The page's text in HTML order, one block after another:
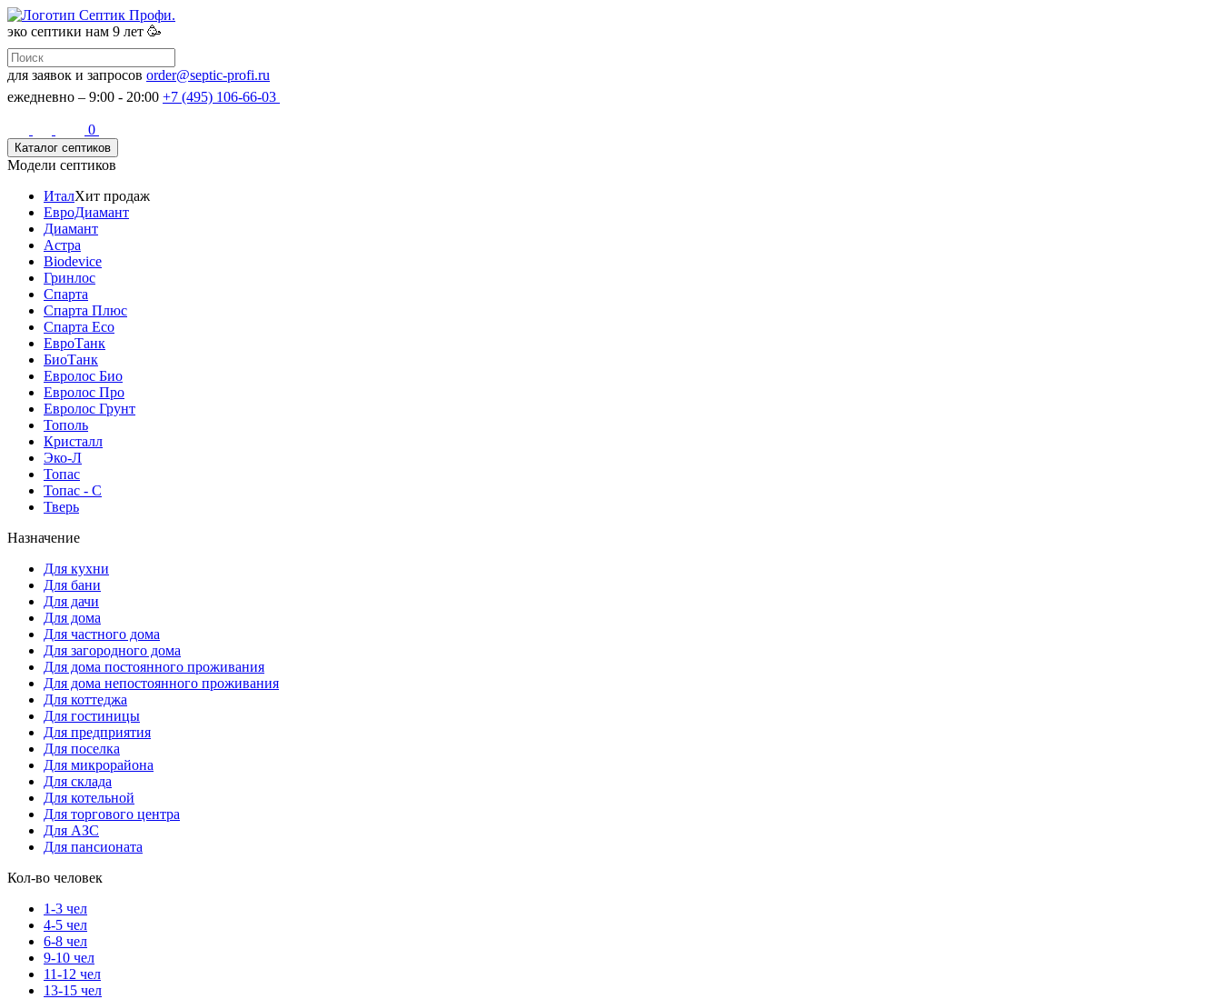
эко септики нам 9 лет 🥳
для заявок и запросов order@septic-profi.ru
ежедневно – 9:00 - 20:00 +7 (495) 106-66-03
0
Каталог септиков
Модели септиков
ИталХит продаж
ЕвроДиамант
Диамант
Астра
Biodevice
Гринлос
Спарта
Спарта Плюс
Спарта Eco
ЕвроТанк
БиоТанк
Евролос Био
Евролос Про
Евролос Грунт
Тополь
Кристалл
Эко-Л
Топас
Топас - С
Тверь
Назначение
Для кухни
Для бани
Для дачи
Для дома
Для частного дома
Для загородного дома
Для дома постоянного проживания
Для дома непостоянного проживания
Для коттеджа
Для гостиницы
Для предприятия
Для поселка
Для микрорайона
Для склада
Для котельной
Для торгового центра
Для АЗС
Для пансионата
Кол-во человек
1-3 чел
4-5 чел
6-8 чел
9-10 чел
11-12 чел
13-15 чел